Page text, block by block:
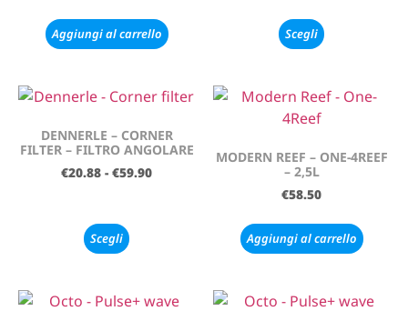
Aggiungi al carrello Scegli
DENNERLE – CORNER
FILTER – FILTRO ANGOLARE
€20.88 - €59.90
Scegli
MODERN REEF – ONE-4REEF
– 2,5L
€58.50
Aggiungi al carrello